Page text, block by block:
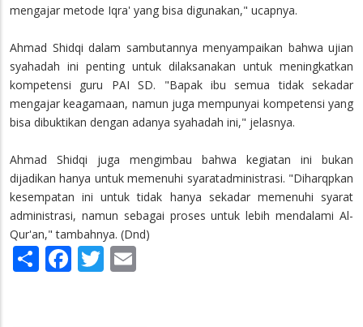
mengajar metode Iqra' yang bisa digunakan," ucapnya.
Ahmad Shidqi dalam sambutannya menyampaikan bahwa ujian
syahadah ini penting untuk dilaksanakan untuk meningkatkan
kompetensi guru PAI SD. "Bapak ibu semua tidak sekadar
mengajar keagamaan, namun juga mempunyai kompetensi yang
bisa dibuktikan dengan adanya syahadah ini," jelasnya.
Ahmad Shidqi juga mengimbau bahwa kegiatan ini bukan
dijadikan hanya untuk memenuhi syaratadministrasi. "Diharqpkan
kesempatan ini untuk tidak hanya sekadar memenuhi syarat
administrasi, namun sebagai proses untuk lebih mendalami Al-
Qur'an," tambahnya. (Dnd)
ShareFacebook
Twitter